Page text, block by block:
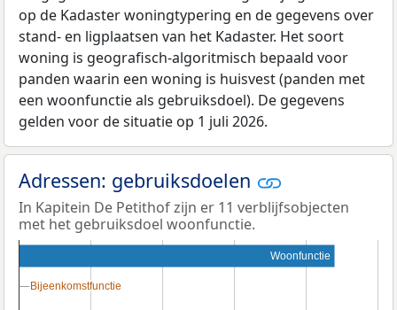
op de Kadaster woningtypering en de gegevens over
stand- en ligplaatsen van het Kadaster. Het soort
woning is geografisch-algoritmisch bepaald voor
panden waarin een woning is huisvest (panden met
een woonfunctie als gebruiksdoel). De gegevens
gelden voor de situatie op 1 juli 2026.
Adressen: gebruiksdoelen
In Kapitein De Petithof zijn er 11 verblijfsobjecten
met het gebruiksdoel woonfunctie.
Woonfunctie
Bijeenkomstfunctie
Bijeenkomstfunctie